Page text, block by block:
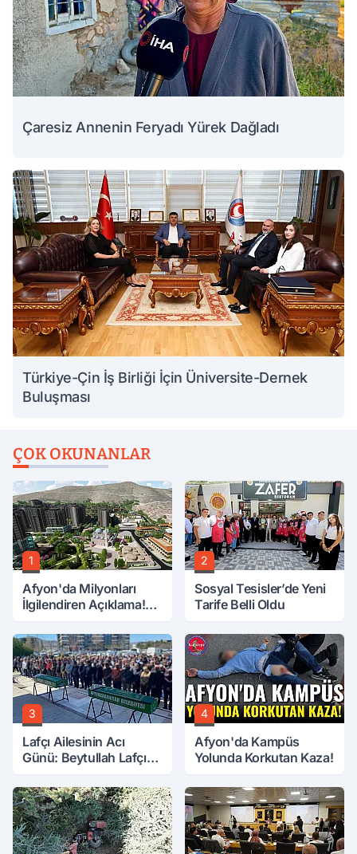
Çaresiz Annenin Feryadı Yürek Dağladı
Türkiye-Çin İş Birliği İçin Üniversite-Dernek
Buluşması
ÇOK OKUNANLAR
1
Afyon'da Milyonları
İlgilendiren Açıklama!
2
Sosyal Tesisler’de Yeni
Tarife Belli Oldu
3
Lafçı Ailesinin Acı
Günü: Beytullah Lafçı
4
Afyon'da Kampüs
Yolunda Korkutan Kaza!